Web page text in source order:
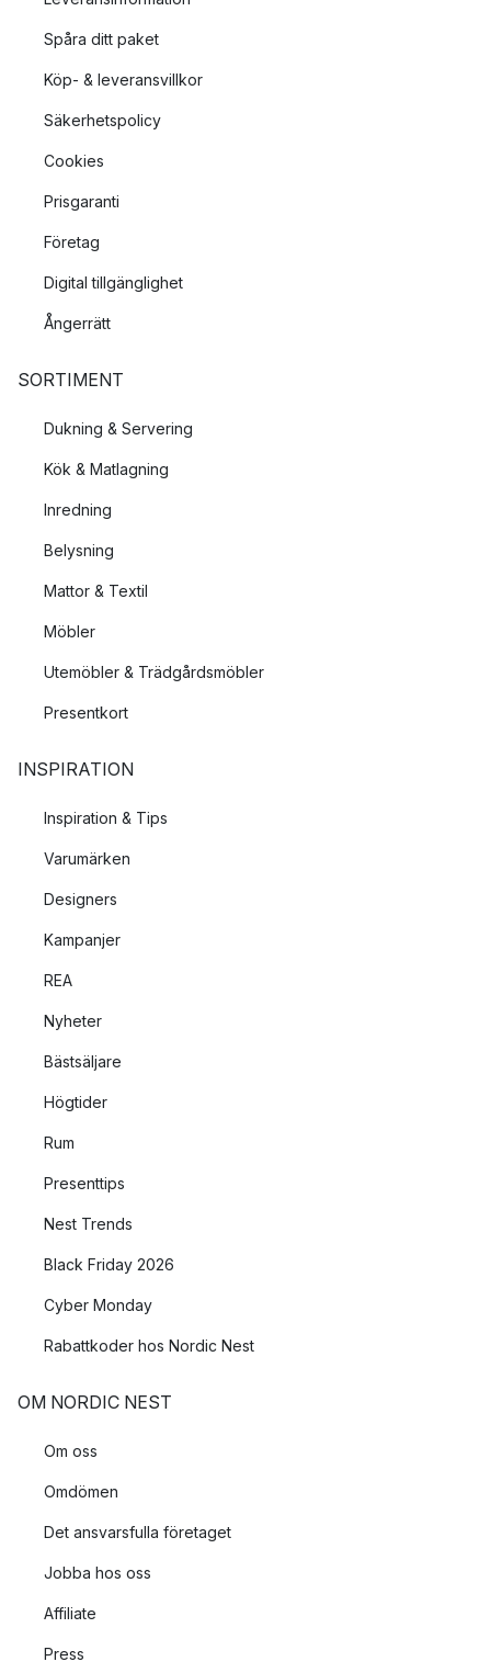
Spåra ditt paket
Köp- & leveransvillkor
Säkerhetspolicy
Cookies
Prisgaranti
Företag
Digital tillgänglighet
Ångerrätt
SORTIMENT
Dukning & Servering
Kök & Matlagning
Inredning
Belysning
Mattor & Textil
Möbler
Utemöbler & Trädgårdsmöbler
Presentkort
INSPIRATION
Inspiration & Tips
Varumärken
Designers
Kampanjer
REA
Nyheter
Bästsäljare
Högtider
Rum
Presenttips
Nest Trends
Black Friday 2026
Cyber Monday
Rabattkoder hos Nordic Nest
OM NORDIC NEST
Om oss
Omdömen
Det ansvarsfulla företaget
Jobba hos oss
Affiliate
Press